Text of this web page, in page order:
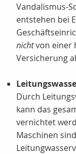
Vandalismus-
entstehen bei
nichtvon einer
Versicherung
Durch
kann das
vernichtet
Maschinen